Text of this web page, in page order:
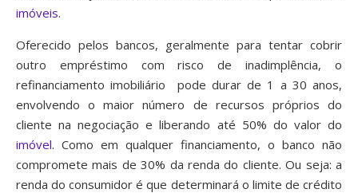
imóveis.
Oferecido pelos bancos, geralmente para tentar cobrir
outro empréstimo com risco de inadimplência, o
refinanciamento imobiliário pode durar de 1 a 30 anos,
envolvendo o maior número de recursos próprios do
cliente na negociação e liberando até 50% do valor do
imóvel. Como em qualquer financiamento, o banco não
compromete mais de 30% da renda do cliente. Ou seja: a
renda do consumidor é que determinará o limite de crédito